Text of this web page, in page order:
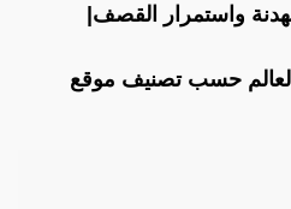
واستمرار القصف|
حسب تصنيف موقع